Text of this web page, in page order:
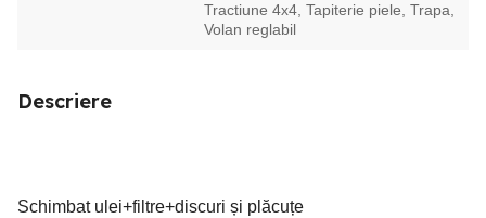
Tractiune 4x4, Tapiterie piele, Trapa,
Volan reglabil
Descriere
Schimbat ulei+filtre+discuri și plăcuțe